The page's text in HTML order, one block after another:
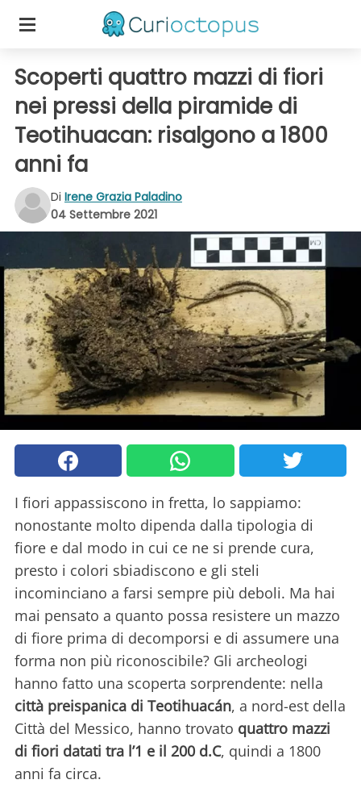
Scoperti quattro mazzi di fiori
nei pressi della piramide di
Teotihuacan: risalgono a 1800
anni fa
Di Irene Grazia Paladino
04 Settembre 2021
I fiori appassiscono in fretta, lo sappiamo:
nonostante molto dipenda dalla tipologia di
fiore e dal modo in cui ce ne si prende cura,
presto i colori sbiadiscono e gli steli
incominciano a farsi sempre più deboli. Ma hai
mai pensato a quanto possa resistere un mazzo
di fiore prima di decomporsi e di assumere una
forma non più riconoscibile? Gli archeologi
hanno fatto una scoperta sorprendente: nella
città preispanica di Teotihuacán, a nord-est della
Città del Messico, hanno trovato quattro mazzi
di fiori datati tra l’1 e il 200 d.C, quindi a 1800
anni fa circa.